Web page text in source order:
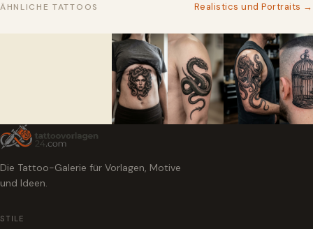
ÄHNLICHE TATTOOS Realistics und Portraits →
Die Tattoo-Galerie für Vorlagen, Motive
und Ideen.
STILE